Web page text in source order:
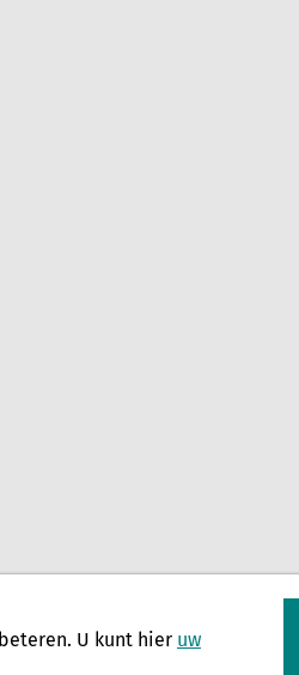
U kunt hier uw